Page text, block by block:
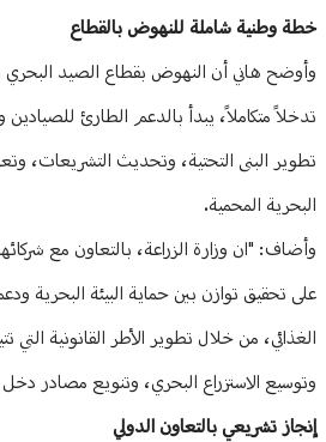
خطة وطنية شاملة للنهوض بالقطاع
وأوضح هاني أن النهوض بقطاع الصيد البحري
تدخلاً متكاملاً، يبدأ بالدعم الطارئ للصيادين
تطوير البنى التحتية، وتحديث التشريعات،
البحرية المحمية.
وأضاف: "ان وزارة الزراعة، بالتعاون مع
على تحقيق توازن بين حماية البيئة البحرية
الغذائي، من خلال تطوير الأطر القانونية التي
وتوسيع الاستزراع البحري، وتنويع مصادر
إنجاز تشريعي بالتعاون الدولي